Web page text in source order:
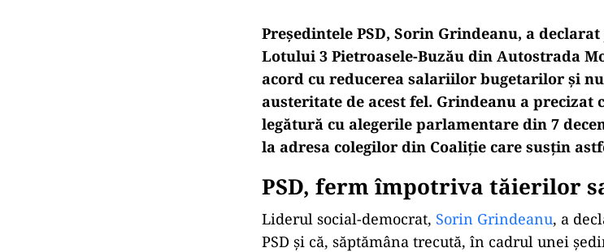
Președintele PSD, Sorin Grindeanu, a
Lotului 3 Pietroasele-Buzău din Autostrada
acord cu reducerea salariilor bugetarilor și
austeritate de acest fel. Grindeanu a precizat
legătură cu alegerile parlamentare din 7
la adresa colegilor din Coaliție care susțin
PSD, ferm împotriva tăierilor
Liderul social-democrat, Sorin Grindeanu, a
PSD și că, săptămâna trecută, în cadrul unei